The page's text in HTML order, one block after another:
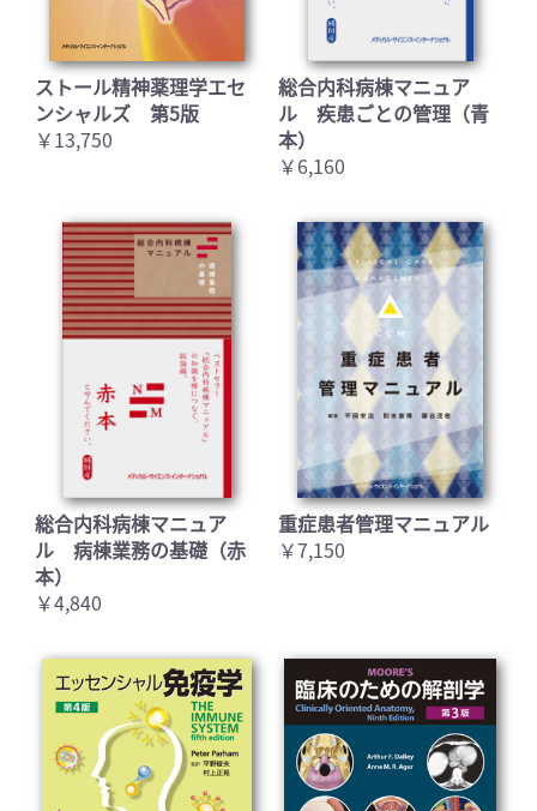
ストール精神薬理学エセ
ンシャルズ 第5版
￥13,750
総合内科病棟マニュア
ル 疾患ごとの管理（青
本）
￥6,160
総合内科病棟マニュア
ル 病棟業務の基礎（赤
本）
￥4,840
重症患者管理マニュアル
￥7,150